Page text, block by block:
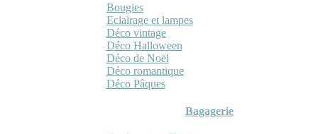
Bougies
Eclairage et lampes
Déco vintage
Déco Halloween
Déco de Noël
Déco romantique
Déco Pâques
Bagagerie